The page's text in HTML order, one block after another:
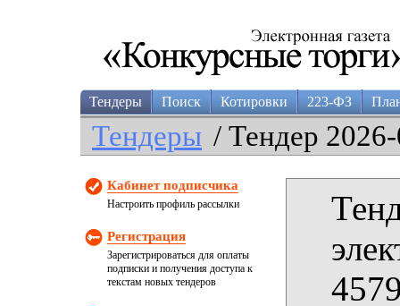
Тендеры Поиск Котировки 223-ФЗ
Тендеры / Тендер
Кабинет подписчика
Настроить профиль рассылки
Регистрация
Зарегистрироваться для оплаты
подписки и получения доступа к
текстам новых тендеров